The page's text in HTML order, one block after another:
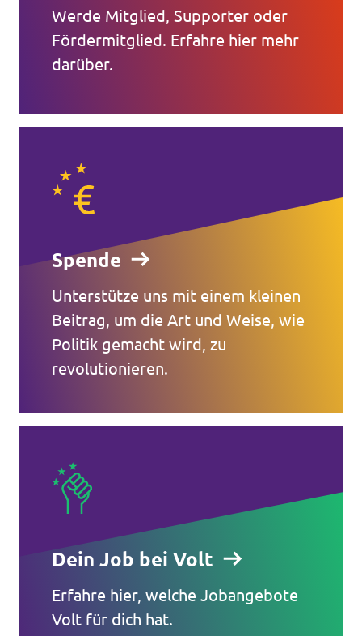
Werde Mitglied, Supporter oder
Fördermitglied. Erfahre hier mehr
darüber.
Spende
Unterstütze uns mit einem kleinen
Beitrag, um die Art und Weise, wie
Politik gemacht wird, zu
revolutionieren.
Dein Job bei Volt
Erfahre hier, welche Jobangebote
Volt für dich hat.